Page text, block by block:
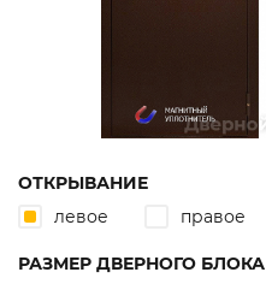
ОТКРЫВАНИЕ
левое
правое
РАЗМЕР ДВЕРНОГО БЛОКА